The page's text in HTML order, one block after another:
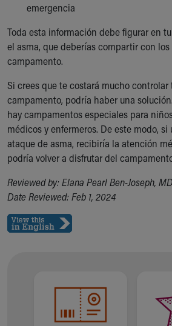
emergencia
Toda esta información debe figurar en
el asma, que deberías compartir con
campamento.
Si crees que te costará mucho controlar
campamento, podría haber una
hay campamentos especiales para
médicos y enfermeros. De este modo,
ataque de asma, recibiría la atención
podría volver a disfrutar del
Reviewed by: Elana Pearl Ben-Joseph, MD
Date Reviewed: Feb 1, 2024